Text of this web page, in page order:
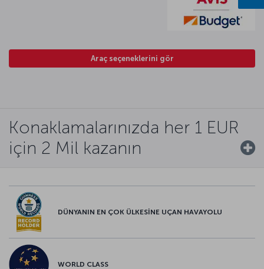
Araç seçeneklerini gör
Konaklamalarınızda her 1 EUR
için 2 Mil kazanın
DÜNYANIN EN ÇOK ÜLKESİNE UÇAN HAVAYOLU
WORLD CLASS